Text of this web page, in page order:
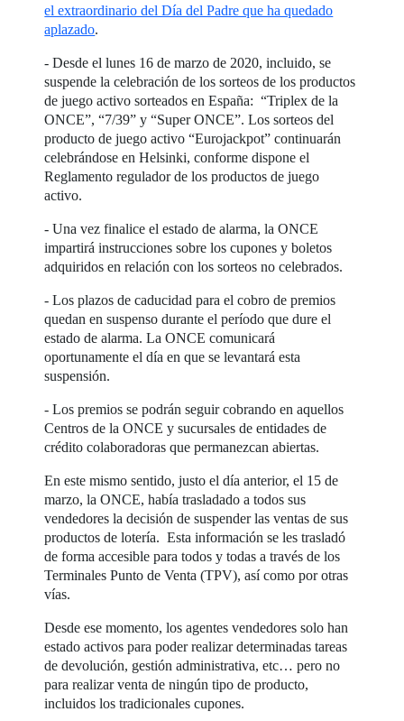
el extraordinario del Día del Padre que ha quedado
aplazado.
- Desde el lunes 16 de marzo de 2020, incluido, se
suspende la celebración de los sorteos de los productos
de juego activo sorteados en España: “Triplex de la
ONCE”, “7/39” y “Super ONCE”. Los sorteos del
producto de juego activo “Eurojackpot” continuarán
celebrándose en Helsinki, conforme dispone el
Reglamento regulador de los productos de juego
activo.
- Una vez finalice el estado de alarma, la ONCE
impartirá instrucciones sobre los cupones y boletos
adquiridos en relación con los sorteos no celebrados.
- Los plazos de caducidad para el cobro de premios
quedan en suspenso durante el período que dure el
estado de alarma. La ONCE comunicará
oportunamente el día en que se levantará esta
suspensión.
- Los premios se podrán seguir cobrando en aquellos
Centros de la ONCE y sucursales de entidades de
crédito colaboradoras que permanezcan abiertas.
En este mismo sentido, justo el día anterior, el 15 de
marzo, la ONCE, había trasladado a todos sus
vendedores la decisión de suspender las ventas de sus
productos de lotería. Esta información se les trasladó
de forma accesible para todos y todas a través de los
Terminales Punto de Venta (TPV), así como por otras
vías.
Desde ese momento, los agentes vendedores solo han
estado activos para poder realizar determinadas tareas
de devolución, gestión administrativa, etc… pero no
para realizar venta de ningún tipo de producto,
incluidos los tradicionales cupones.